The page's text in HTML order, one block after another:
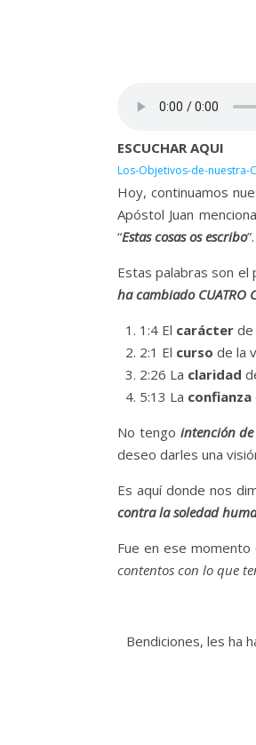
ESCUCHAR AQUI
Los-Objetivos-de-nuestra-
Hoy, continuamos
Apóstol Juan
“Estas cosas os escribo”.
Estas palabras son el
ha cambiado CUATRO
1:4 El carácter de
2:1 El curso de la
2:26 La claridad
5:13 La confianza
No tengo intención
deseo darles una
Es aquí donde nos
contra la soledad
Fue en ese
contentos con lo que
Bendiciones, les ha